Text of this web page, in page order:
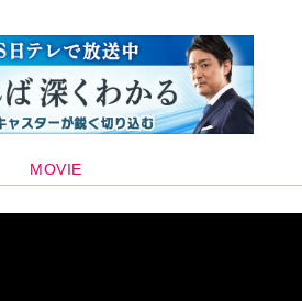
MOVIE